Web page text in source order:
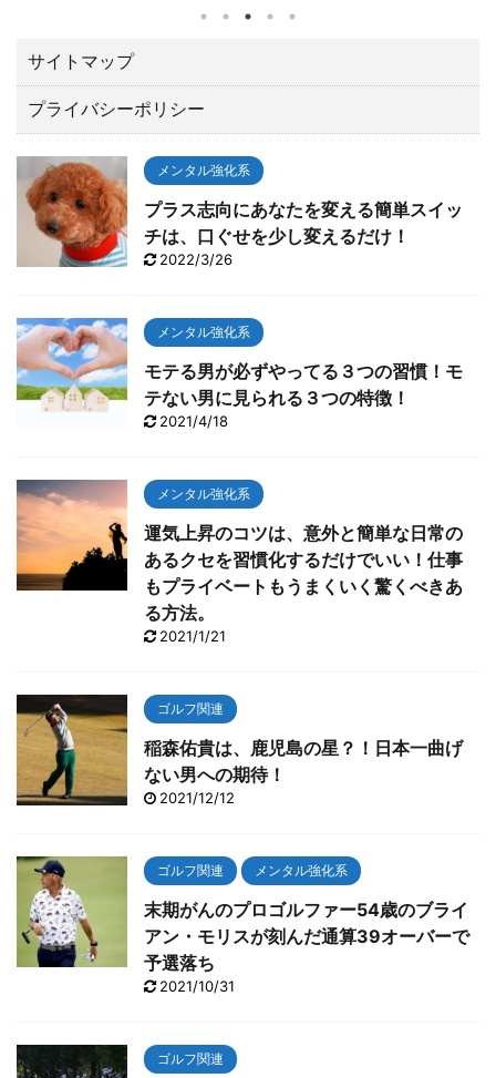
んと２億３００万円。日本ツアーと較べてひとケタ違
います。 最後の１８番ロングホールでは、２オンでワ
ンパットのイーグルで締める圧巻の終わり方でガッツ
ポーズ。 いやあカッコよすぎて「やったー！！」と思
わずTVに向って叫んでしまいました。 今回は、肝心な
とこ ...
サイトマップ
プライバシーポリシー
メンタル強化系
プラス志向にあなたを変える簡単スイッ
チは、口ぐせを少し変えるだけ！
2022/3/26
メンタル強化系
モテる男が必ずやってる３つの習慣！モ
テない男に見られる３つの特徴！
2021/4/18
メンタル強化系
運気上昇のコツは、意外と簡単な日常の
あるクセを習慣化するだけでいい！仕事
もプライベートもうまくいく驚くべきあ
る方法。
2021/1/21
ゴルフ関連
稲森佑貴は、鹿児島の星？！日本一曲げ
ない男への期待！
2021/12/12
ゴルフ関連 メンタル強化系
末期がんのプロゴルファー54歳のブライ
アン・モリスが刻んだ通算39オーバーで
予選落ち
2021/10/31
ゴルフ関連